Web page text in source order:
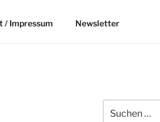
/ Impressum Newsletter
nach: